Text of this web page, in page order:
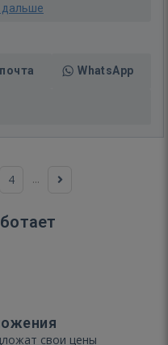
дальше
WhatsApp
4 ...
свои цены